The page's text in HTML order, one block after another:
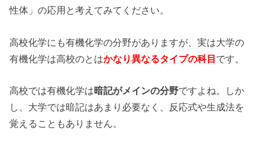
性体」の応用と考えてみてください。
高校化学にも有機化学の分野がありますが、実は大学の
有機化学は高校のとはかなり異なるタイプの科目です。
高校では有機化学は暗記がメインの分野ですよね。しか
し、大学では暗記はあまり必要なく、反応式や生成法を
覚えることもありません。